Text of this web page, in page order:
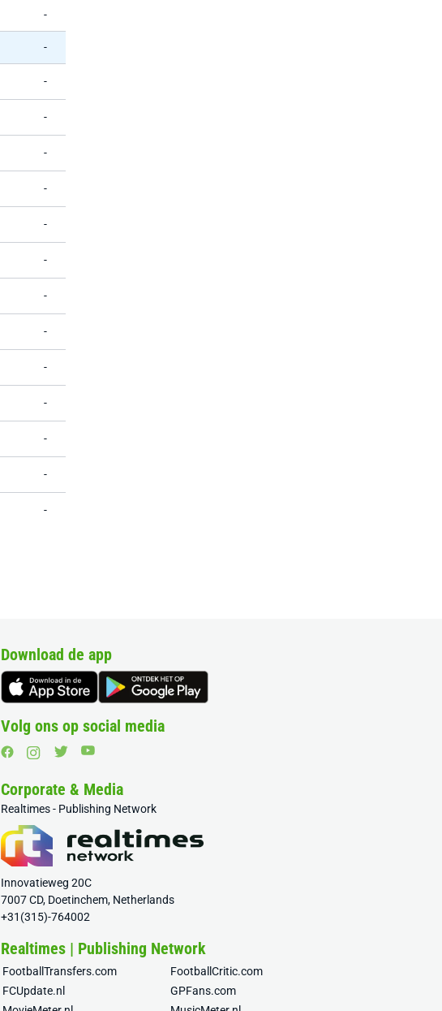
-
-
-
-
-
-
-
-
-
-
-
-
-
-
-
Download de app
Volg ons op social media
Corporate & Media
Realtimes - Publishing Network
Innovatieweg 20C
7007 CD, Doetinchem, Netherlands
+31(315)-764002
Realtimes | Publishing Network
FootballTransfers.com
FootballCritic.com
FCUpdate.nl
GPFans.com